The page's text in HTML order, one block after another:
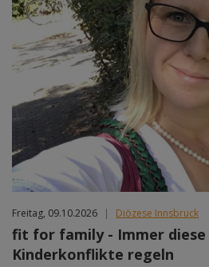
Freitag, 09.10.2026 | Diözese Innsbruck
fit for family - Immer
Kinderkonflikte regeln